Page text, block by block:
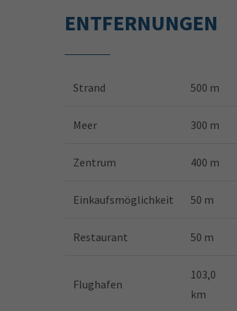
ENTFERNUNGEN
Strand 500 m
Meer 300 m
Zentrum 400 m
Einkaufsmöglichkeit 50 m
Restaurant 50 m
Flughafen
103,0
km